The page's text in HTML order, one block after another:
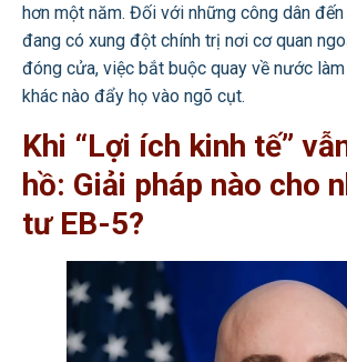
hơn một năm. Đối với những công dân
đang có xung đột chính trị nơi cơ quan
đóng cửa, việc bắt buộc quay về nước
khác nào đẩy họ vào ngõ cụt.
Khi “Lợi ích kinh tế”
hồ: Giải pháp nào cho
tư EB-5?